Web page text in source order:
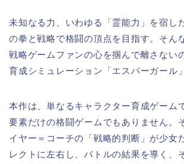
未知なる力、いわゆる「霊能力」を宿し
の拳と戦略で格闘の頂点を目指す。そん
戦略ゲームファンの心を掴んで離さない
育成シミュレーション「エスパーガール
本作は、単なるキャラクター育成ゲーム
要素だけの格闘ゲームでもありません。
イヤー＝コーチの「戦略的判断」が少女
レクトに左右し、バトルの結果を導く、